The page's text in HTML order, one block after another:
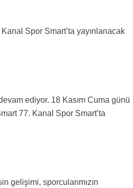
Spor Smart’ta yayınlanacak
ediyor. 18 Kasım Cuma günü
77. Kanal Spor Smart’ta
gelişimi, sporcularımızın